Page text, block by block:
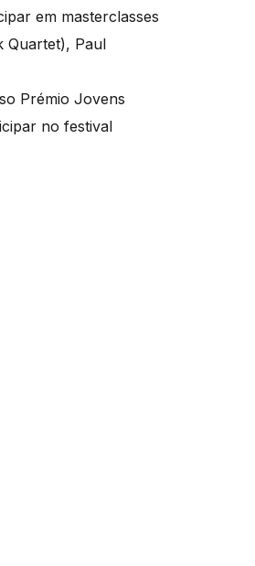
em masterclasses
Quartet), Paul
Prémio Jovens
no festival